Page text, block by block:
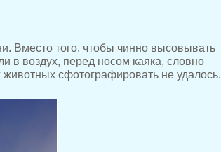
Вместо того, чтобы чинно высовывать
в воздух, перед носом каяка, словно
сфотографировать не удалось.